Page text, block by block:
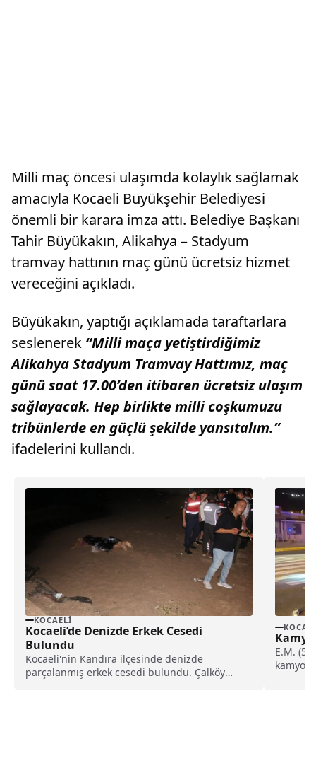
Milli maç öncesi ulaşımda kolaylık sağlamak
amacıyla Kocaeli Büyükşehir Belediyesi
önemli bir karara imza attı. Belediye Başkanı
Tahir Büyükakın, Alikahya – Stadyum
tramvay hattının maç günü ücretsiz hizmet
vereceğini açıkladı.
Büyükakın, yaptığı açıklamada taraftarlara
seslenerek “Milli maça yetiştirdiğimiz
Alikahya Stadyum Tramvay Hattımız, maç
günü saat 17.00’den itibaren ücretsiz ulaşım
sağlayacak. Hep birlikte milli coşkumuzu
tribünlerde en güçlü şekilde yansıtalım.”
ifadelerini kullandı.
KOCAELI
Kocaeli’de Denizde Erkek Cesedi
Bulundu
Kocaeli'nin Kandıra ilçesinde denizde
parçalanmış erkek cesedi bulundu. Çalköy
E.M.